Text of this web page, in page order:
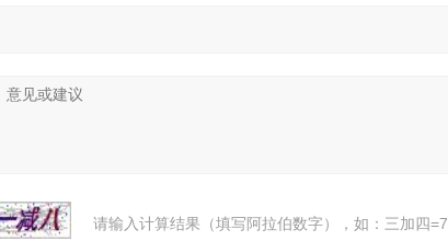
请输入计算结果（填写阿拉伯数字），如：三加四=7